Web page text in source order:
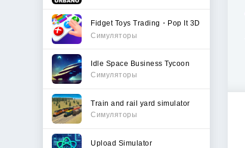
Fidget Toys Trading・Pop It 3D
Симуляторы
Idle Space Business Tycoon
Симуляторы
Train and rail yard simulator
Симуляторы
Upload Simulator